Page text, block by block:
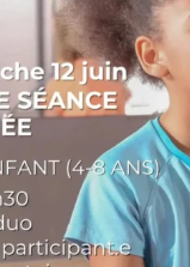
Juin 12